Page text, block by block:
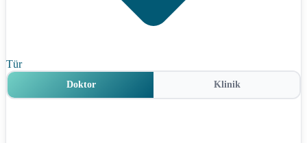
Tür
Doktor Klinik